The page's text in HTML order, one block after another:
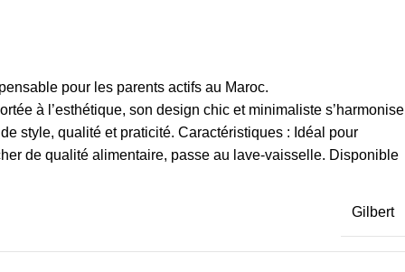
pour les parents actifs au Maroc.
à l’esthétique, son design chic et minimaliste s’harmonise
style, qualité et praticité. Caractéristiques : Idéal pour
de qualité alimentaire, passe au lave-vaisselle. Disponible
Gilbert